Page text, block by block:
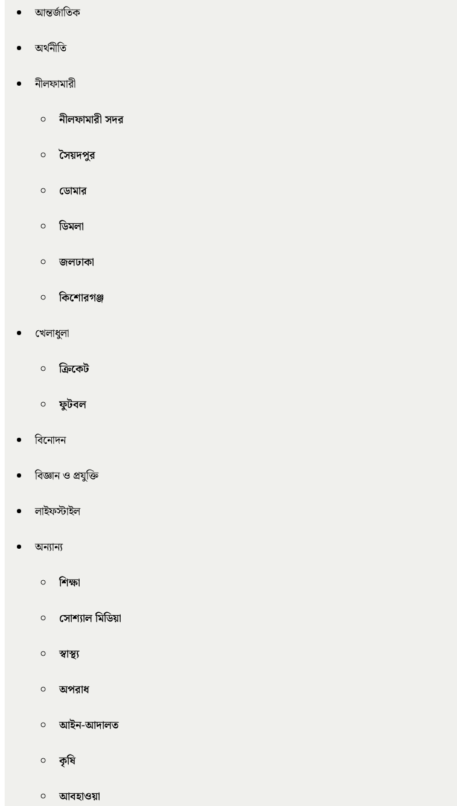
আন্তর্জাতিক
অর্থনীতি
নীলফামারী
নীলফামারী সদর
সৈয়দপুর
ডোমার
ডিমলা
জলঢাকা
কিশোরগঞ্জ
খেলাধুলা
ক্রিকেট
ফুটবল
বিনোদন
বিজ্ঞান ও প্রযুক্তি
লাইফস্টাইল
অন্যান্য
শিক্ষা
সোশ্যাল মিডিয়া
স্বাস্থ্য
অপরাধ
আইন-আদালত
কৃষি
আবহাওয়া